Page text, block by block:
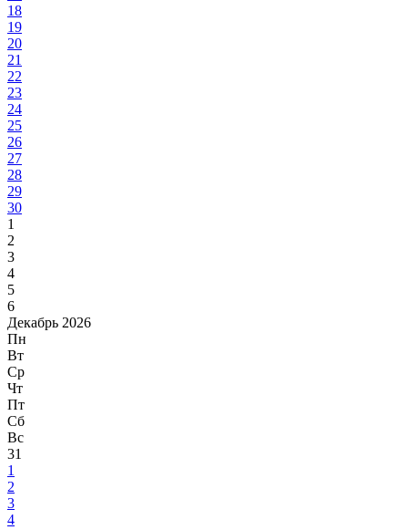
18
19
20
21
22
23
24
25
26
27
28
29
30
1
2
3
4
5
6
Декабрь 2026
Пн
Вт
Ср
Чт
Пт
Сб
Вс
31
1
2
3
4